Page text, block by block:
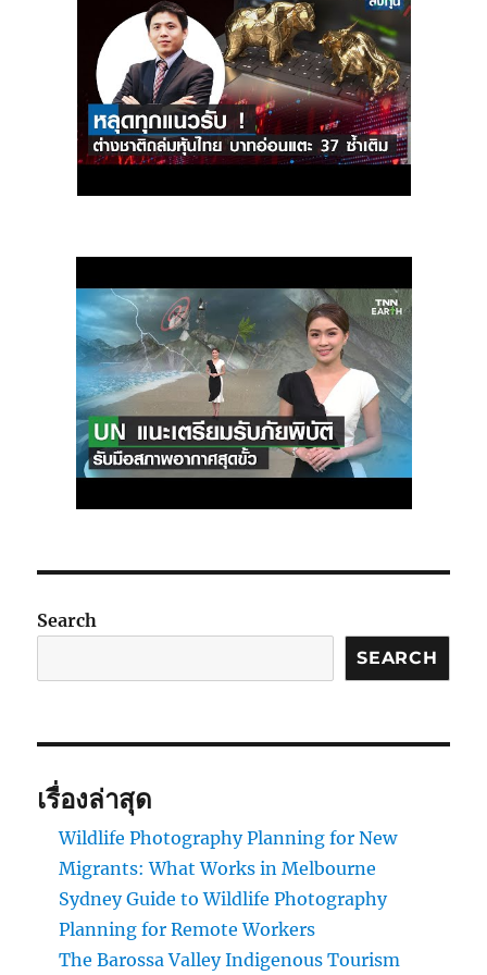
Search
SEARCH
เรื่องล่าสุด
Wildlife Photography Planning for New
Migrants: What Works in Melbourne
Sydney Guide to Wildlife Photography
Planning for Remote Workers
The Barossa Valley Indigenous Tourism